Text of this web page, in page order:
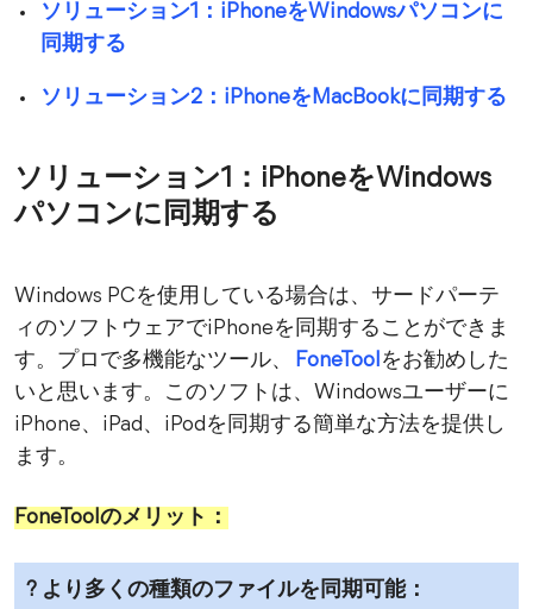
ソリューション1：iPhoneをWindowsパソコンに
同期する
ソリューション2：iPhoneをMacBookに同期する
ソリューション1：iPhoneをWindows
パソコンに同期する
Windows PCを使用している場合は、サードパーテ
ィのソフトウェアでiPhoneを同期することができま
す。プロで多機能なツール、
FoneTool をお勧めした
いと思います。このソフトは、Windowsユーザーに
iPhone、iPad、iPodを同期する簡単な方法を提供し
ます。
FoneToolのメリット：
? より多くの種類のファイルを同期可能：